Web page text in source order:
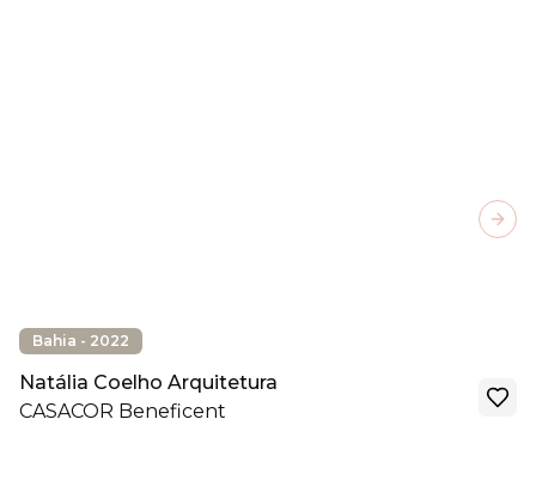
Bahia - 2022
Natália Coelho Arquitetura
CASACOR Beneficent